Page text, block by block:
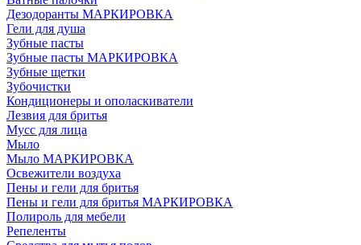
Дезодоранты МАРКИРОВКА
Гели для душа
Зубные пасты
Зубные пасты МАРКИРОВКА
Зубные щетки
Зубочистки
Кондиционеры и ополаскиватели
Лезвия для бритья
Мусс для лица
Мыло
Мыло МАРКИРОВКА
Освежители воздуха
Пены и гели для бритья
Пены и гели для бритья МАРКИРОВКА
Полироль для мебели
Репеленты